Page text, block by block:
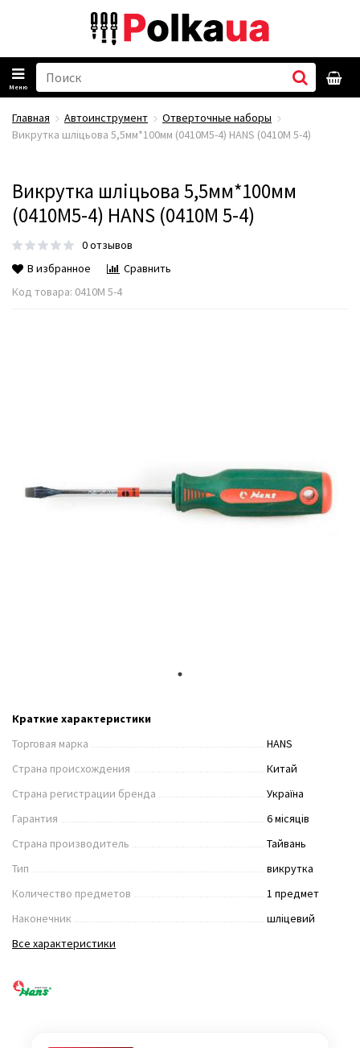
Меню
Главная Автоинструмент
Отверточные наборы
Викрутка шліцьова 5,5мм*100мм (0410M5-4) HANS (0410М 5-4)
Викрутка шліцьова 5,5мм*100мм
(0410M5-4) HANS (0410М 5-4)
0 отзывов
В избранное
Сравнить
Код товара: 0410М 5-4
Краткие характеристики
Торговая марка
HANS
Страна происхождения
Китай
Страна регистрации бренда
Україна
Гарантия
6 місяців
Страна производитель
Тайвань
Тип
викрутка
Количество предметов
1 предмет
Наконечник
шліцевий
Все характеристики